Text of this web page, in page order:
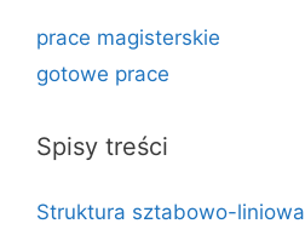
prace magisterskie
gotowe prace
Spisy treści
Struktura sztabowo-liniowa